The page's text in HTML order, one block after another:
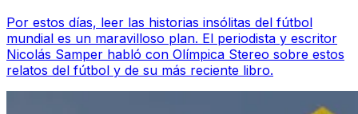
Por estos días, leer las historias insólitas del fútbol
mundial es un maravilloso plan. El periodista y escritor
Nicolás Samper habló con Olímpica Stereo sobre estos
relatos del fútbol y de su más reciente libro.